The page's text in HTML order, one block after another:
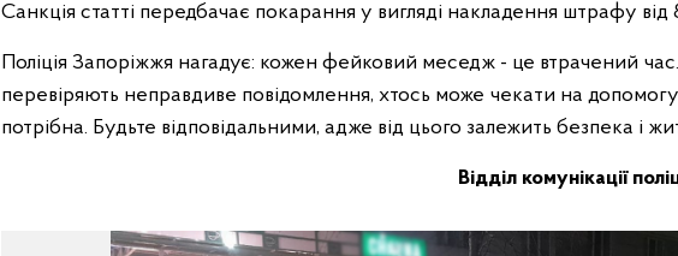
Санкція статті передбачає покарання у вигляді накладення штрафу
Поліція Запоріжжя нагадує: кожен фейковий меседж - це втрачений
перевіряють неправдиве повідомлення, хтось може чекати на
потрібна. Будьте відповідальними, адже від цього залежить безпека і
Відділ комунікації